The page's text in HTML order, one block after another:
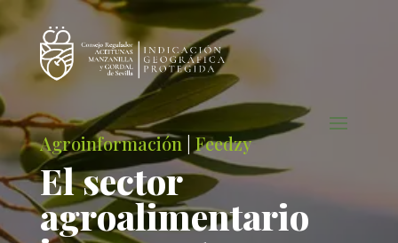
Agroinformación Feedzy
El sector
agroalimentario